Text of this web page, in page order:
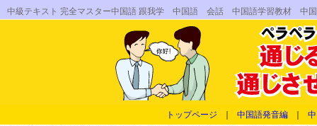
中級テキスト 完全マスター中国語 跟我学 中国語 会話 中国語学習教材
トップページ 中国語発音編